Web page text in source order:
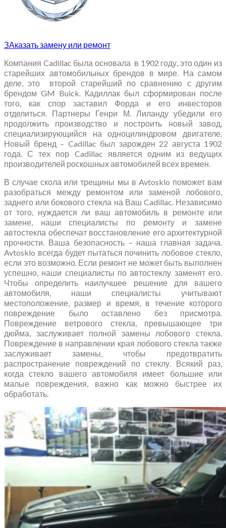
ЗАказать замену или ремонт
Компания Cadillac была основала в 1902 году, это один из
старейших автомобильных брендов в мире. На самом
деле, это второй старейший по сравнению с другим
брендом GM Buick. Кадиллак был сформирован после
того, как спор заставил Форда и его инвесторов
отделиться. Партнеры Генри М. Лиланду убедили его
продолжить производство и построить новый завод,
специализирующийся на одноцилиндровом двигателе.
Новый бренд – Cadillac был зарожден 22 августа 1902
года. С тех пор Cadillac является одним из ведущих
производителей роскошных автомобилей всех времен.
В случае скола или трещины мы в Avtosklo поможет вам
разобраться между ремонтом или заменой лобового,
заднего или бокового стекла на Ваш Cadillac. Независимо
от того, нуждается ли ваш автомобиль в ремонте или
замене, наши специалисты по ремонту и замене
автостекла обеспечат восстановление его архитектурной
прочности. Ваша безопасность – наша главная задача.
Avtosklo всегда будет пытаться починить лобовое стекло,
если это возможно. Если ремонт не может быть выполнен
успешно, наши специалисты по автостеклу заменят его.
Чтобы определить наилучшее решение для вашего
автомобиля, наши специалисты учитывают
местоположение, размер и время, в течение которого
повреждение было оставлено без присмотра.
Повреждение ветрового стекла, превышающее три
дюйма, заслуживает полной замены лобового стекла.
Повреждение в направлении края лобового стекла также
заслуживает замены, чтобы предотвратить
распространение повреждений по стеклу. Всякий раз,
когда стекло вашего автомобиля имеет большие или
малые повреждения, важно как можно быстрее их
обработать.